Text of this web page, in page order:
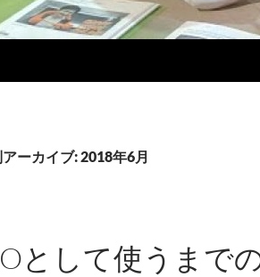
アーカイブ: 2018年6月
として使うまで